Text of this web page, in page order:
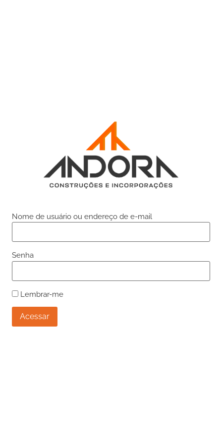
Nome de usuário ou endereço de e-mail
Senha
Lembrar-me